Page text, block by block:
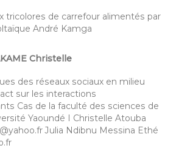
tricolores de carrefour alimentés par
André Kamga
Christelle
des réseaux sociaux en milieu
sur les interactions
Cas de la faculté des sciences de
Yaoundé I Christelle Atouba
Julia Ndibnu Messina Ethé